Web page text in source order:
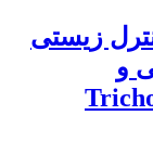
زیستی
و